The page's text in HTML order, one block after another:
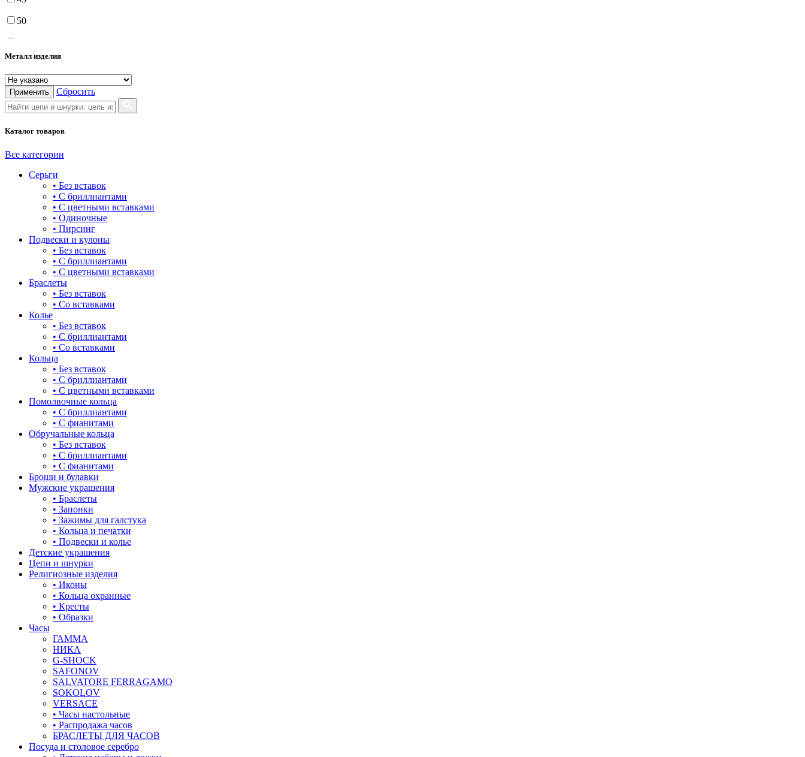
50
65
70
75
Металл изделия
Применить Сбросить
Каталог товаров
Все категории
Серьги
• Без вставок
• С бриллиантами
• С цветными вставками
• Одиночные
• Пирсинг
Подвески и кулоны
• Без вставок
• С бриллиантами
• С цветными вставками
Браслеты
• Без вставок
• Со вставками
Колье
• Без вставок
• С бриллиантами
• Со вставками
Кольца
• Без вставок
• С бриллиантами
• С цветными вставками
Помолвочные кольца
• С бриллиантами
• С фианитами
Обручальные кольца
• Без вставок
• С бриллиантами
• С фианитами
Броши и булавки
Мужские украшения
• Браслеты
• Запонки
• Зажимы для галстука
• Кольца и печатки
• Подвески и колье
Детские украшения
Цепи и шнурки
Религиозные изделия
• Иконы
• Кольца охранные
• Кресты
• Образки
Часы
ГАММА
НИКА
G-SHOCK
SAFONOV
SALVATORE FERRAGAMO
SOKOLOV
VERSACE
• Часы настольные
• Распродажа часов
БРАСЛЕТЫ ДЛЯ ЧАСОВ
Посуда и столовое серебро